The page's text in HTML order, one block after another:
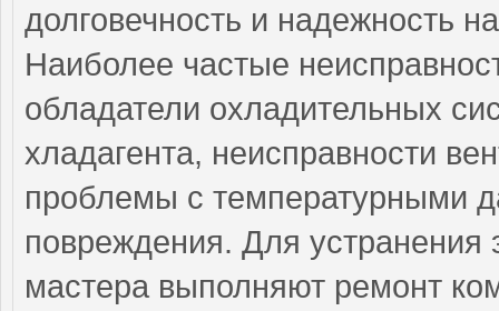
долговечность и надежность
Наиболее частые
обладатели охладительных
хладагента, неисправности
проблемы с температурными
повреждения. Для
мастера выполняют ремонт